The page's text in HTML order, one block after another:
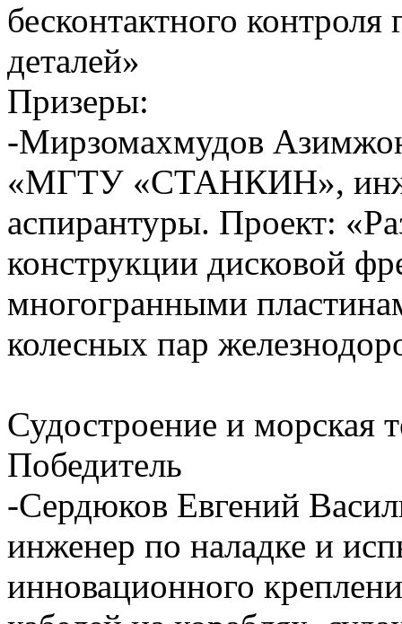
бесконтактного
деталей»
Призеры:
-Мирзомахмудов
«МГТУ «СТАНКИН»,
аспирантуры. Проект:
конструкции дисковой
многогранными
колесных пар
Судостроение и морская
Победитель
-Сердюков Евгений
инженер по наладке и
инновационного